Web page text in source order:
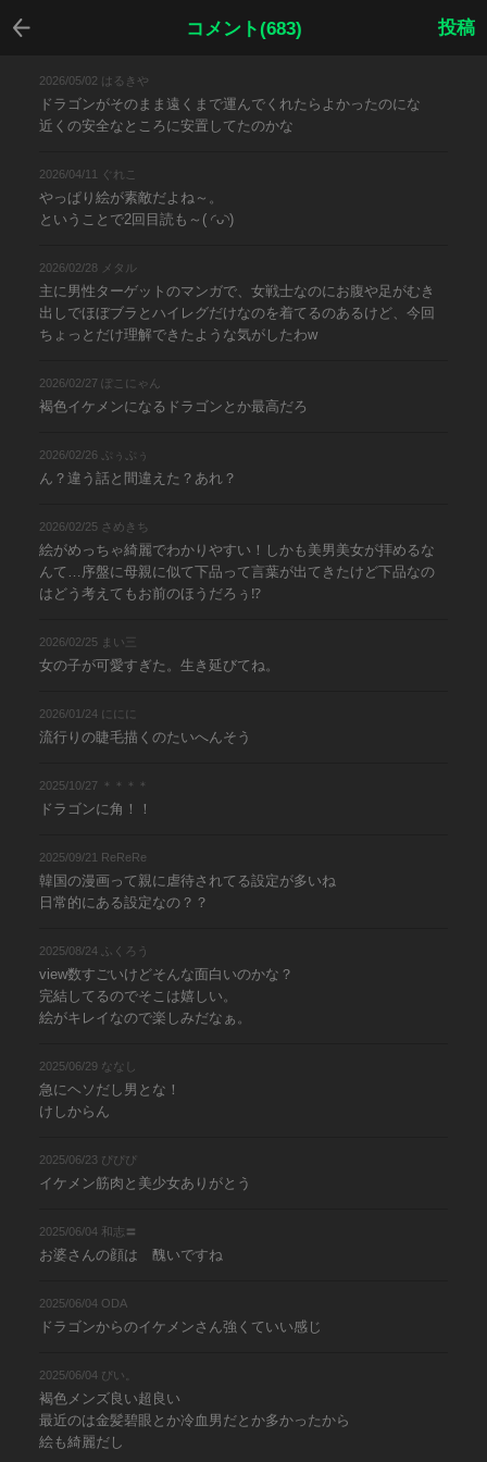
コメント(683)
戻る
投稿
2026/05/02 はるきや
ドラゴンがそのまま遠くまで運んでくれたらよかったのにな
近くの安全なところに安置してたのかな
2026/04/11 ぐれこ
やっぱり絵が素敵だよね～。
ということで2回目読も～( ◜ᴗ◝)
2026/02/28 メタル
主に男性ターゲットのマンガで、女戦士なのにお腹や足がむき
出しでほぼブラとハイレグだけなのを着てるのあるけど、今回
ちょっとだけ理解できたような気がしたわw
2026/02/27 ぽこにゃん
褐色イケメンになるドラゴンとか最高だろ
2026/02/26 ぷぅぷぅ
ん？違う話と間違えた？あれ？
2026/02/25 さめきち
絵がめっちゃ綺麗でわかりやすい！しかも美男美女が拝めるな
んて…序盤に母親に似て下品って言葉が出てきたけど下品なの
はどう考えてもお前のほうだろぅ⁉︎
2026/02/25 まい三
女の子が可愛すぎた。生き延びてね。
2026/01/24 ににに
流行りの睫毛描くのたいへんそう
2025/10/27 ＊＊＊＊
ドラゴンに角！！
2025/09/21 ReReRe
韓国の漫画って親に虐待されてる設定が多いね
日常的にある設定なの？？
2025/08/24 ふくろう
view数すごいけどそんな面白いのかな？
完結してるのでそこは嬉しい。
絵がキレイなので楽しみだなぁ。
2025/06/29 ななし
急にヘソだし男とな！
けしからん
2025/06/23 ぴぴぴ
イケメン筋肉と美少女ありがとう
2025/06/04 和志〓
お婆さんの顔は 醜いですね
2025/06/04 ODA
ドラゴンからのイケメンさん強くていい感じ
2025/06/04 ぴい。
褐色メンズ良い超良い
最近のは金髪碧眼とか冷血男だとか多かったから
絵も綺麗だし